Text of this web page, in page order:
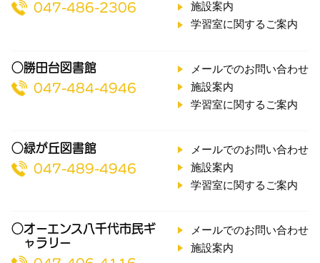
047-486-2306
施設案内
学習室に関するご案内
○勝田台図書館
047-484-4946
メールでのお問い合わせ
施設案内
学習室に関するご案内
○緑が丘図書館
047-489-4946
メールでのお問い合わせ
施設案内
学習室に関するご案内
○オーエンス八千代市民ギ
ャラリー
メールでのお問い合わせ
施設案内